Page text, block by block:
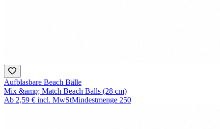
Aufblasbare Beach Bälle
Mix &amp; Match Beach Balls (28 cm)
Ab 2,59 € incl. MwStMindestmenge 250